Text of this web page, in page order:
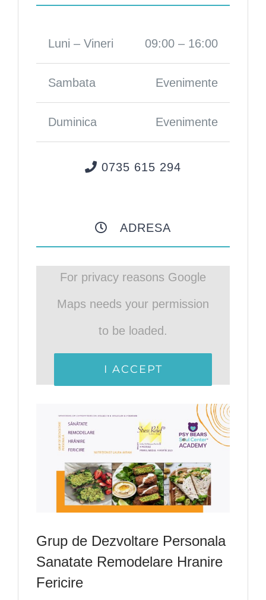
Luni – Vineri 09:00 – 16:00
Sambata Evenimente
Duminica Evenimente
0735 615 294
ADRESA
For privacy reasons Google
Maps needs your permission
to be loaded.
I ACCEPT
Grup de Dezvoltare Personala
Sanatate Remodelare Hranire
Fericire